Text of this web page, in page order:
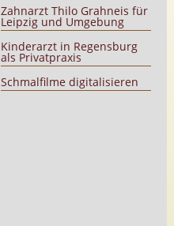
Zahnarzt Thilo Grahneis für
Leipzig und Umgebung
Kinderarzt in Regensburg
als Privatpraxis
Schmalfilme digitalisieren